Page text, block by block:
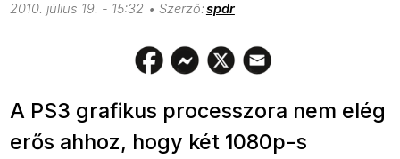
2010. július 19. - 15:32 spdr
A PS3 grafikus processzora nem elég
erős ahhoz, hogy két 1080p-s